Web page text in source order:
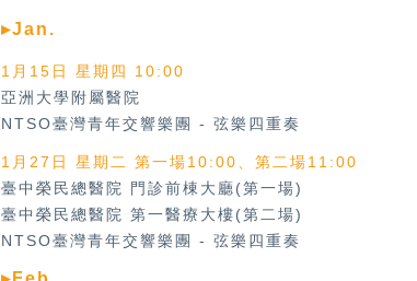
▸Jan.
1月15日 星期四 10:00
亞洲大學附屬醫院
NTSO臺灣青年交響樂團 - 弦樂四重奏
1月27日 星期二 第一場10:00、第二場11:00
臺中榮民總醫院 門診前棟大廳(第一場)
臺中榮民總醫院 第一醫療大樓(第二場)
NTSO臺灣青年交響樂團 - 弦樂四重奏